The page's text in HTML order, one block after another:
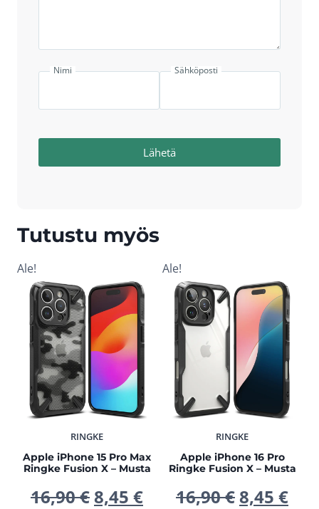
Nimi Sähköposti
Lähetä
Tutustu myös
Ale!
RINGKE
Apple iPhone 15 Pro Max
Ringke Fusion X – Musta
16,90€ Alkuperäinen
8,45 €Nykyinen
Ale!
RINGKE
Apple iPhone 16 Pro
Ringke Fusion X – Musta
16,90€ 8,45 €